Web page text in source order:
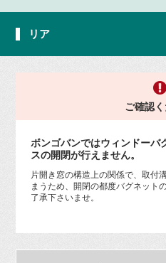
リア
ご確認
ボンゴバンではウィンドーバ
スの開閉が行えません。
片開き窓の構造上の関係で、取付
まうため、開閉の都度バグネット
了承下さいませ。